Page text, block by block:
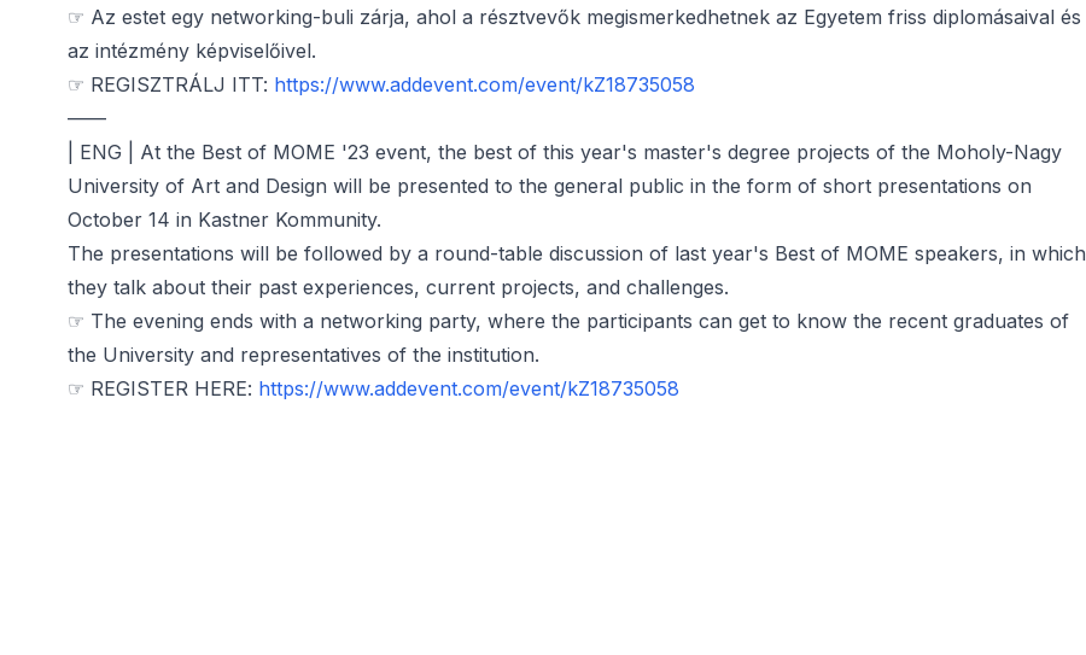
☞ Az estet egy networking-buli zárja, ahol a résztvevők megismerkedhetnek az Egyetem friss diplomásaival és
az intézmény képviselőivel.
☞ REGISZTRÁLJ ITT: https://www.addevent.com/event/kZ18735058
——
| ENG | At the Best of MOME '23 event, the best of this year's master's degree projects of the Moholy-Nagy
University of Art and Design will be presented to the general public in the form of short presentations on
October 14 in Kastner Kommunity.
The presentations will be followed by a round-table discussion of last year's Best of MOME speakers, in which
they talk about their past experiences, current projects, and challenges.
☞ The evening ends with a networking party, where the participants can get to know the recent graduates of
the University and representatives of the institution.
☞ REGISTER HERE: https://www.addevent.com/event/kZ18735058